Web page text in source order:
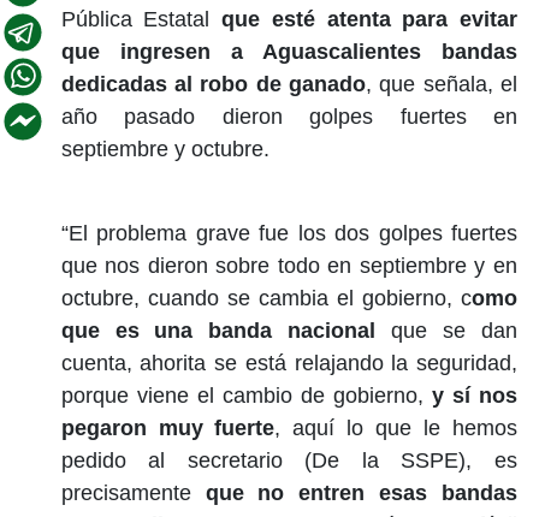
Pública Estatalque esté atenta para evitar
que ingresen a Aguascalientes bandas
dedicadas al robo de ganado, que señala, el
año pasado dieron golpes fuertes en
septiembre y octubre.
“El problema grave fue los dos golpes fuertes
que nos dieron sobre todo en septiembre y en
octubre, cuando se cambia el gobierno, como
que es una banda nacional que se dan
cuenta, ahorita se está relajando la seguridad,
porque viene el cambio de gobierno, y sí nos
pegaron muy fuerte, aquí lo que le hemos
pedido al secretario (De la SSPE), es
precisamente que no entren esas bandas